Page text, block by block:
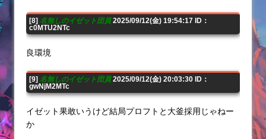
[8] 名無しのイゼット団員2025/09/12(金) 19:54:17 ID：
c0MTU2NTc
良環境
[9] 名無しのイゼット団員2025/09/12(金) 20:03:30 ID：
gwNjM2MTc
イゼット果敢いうけど結局プロフトと大釜採用じゃねー
か